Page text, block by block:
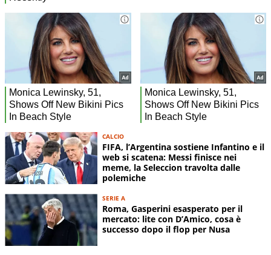
CALCIO
FIFA, l’Argentina sostiene Infantino e il
web si scatena: Messi finisce nei
meme, la Seleccion travolta dalle
polemiche
SERIE A
Roma, Gasperini esasperato per il
mercato: lite con D’Amico, cosa è
successo dopo il flop per Nusa